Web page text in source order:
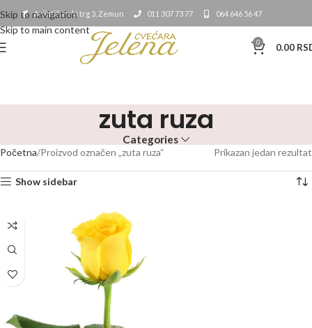
Skip to navigation
Skip to main content
Avijatičarski trg 3, Zemun 011 307 73 77 064 646 56 47
0 0.00
zuta ruza
Categories
Početna Proizvod označen „zuta ruza“ Prikazan jedan rezultat
Show sidebar